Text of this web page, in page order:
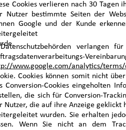
Cookies verlieren nach 30
Nutzer bestimmte Seiten der
Google und der Kunde
verlangen
www.google.com/analytics/
Cookies können somit nicht
Conversion-Cookies eingeholten
die sich für Conversion-
Nutzer, die auf ihre Anzeige geklickt
wurden. Sie erhalten
Wenn Sie nicht an dem